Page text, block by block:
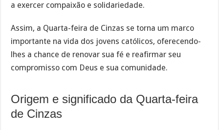
a exercer compaixão e solidariedade.
Assim, a Quarta-feira de Cinzas se torna um marco
importante na vida dos jovens católicos, oferecendo-
lhes a chance de renovar sua fé e reafirmar seu
compromisso com Deus e sua comunidade.
Origem e significado da Quarta-feira
de Cinzas